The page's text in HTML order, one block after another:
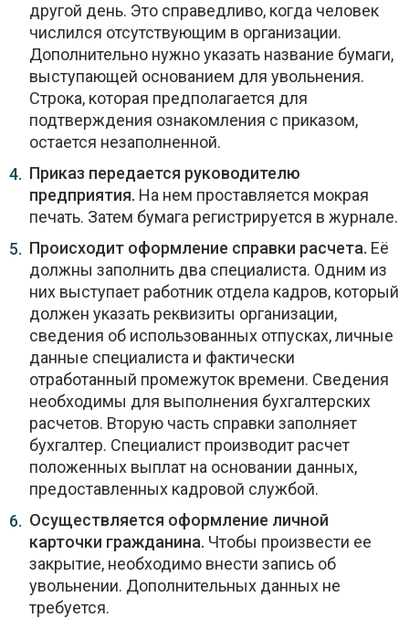
другой день. Это справедливо, когда человек
числился отсутствующим в организации.
Дополнительно нужно указать название бумаги,
выступающей основанием для увольнения.
Строка, которая предполагается для
подтверждения ознакомления с приказом,
остается незаполненной.
Приказ передается руководителю
предприятия. На нем проставляется мокрая
печать. Затем бумага регистрируется в журнале.
Происходит оформление справки расчета. Её
должны заполнить два специалиста. Одним из
них выступает работник отдела кадров, который
должен указать реквизиты организации,
сведения об использованных отпусках, личные
данные специалиста и фактически
отработанный промежуток времени. Сведения
необходимы для выполнения бухгалтерских
расчетов. Вторую часть справки заполняет
бухгалтер. Специалист производит расчет
положенных выплат на основании данных,
предоставленных кадровой службой.
Осуществляется оформление личной
карточки гражданина. Чтобы произвести ее
закрытие, необходимо внести запись об
увольнении. Дополнительных данных не
требуется.